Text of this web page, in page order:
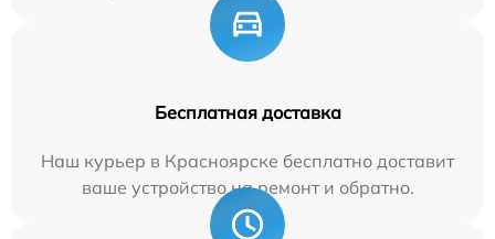
Бесплатная доставка
Наш курьер в Красноярске бесплатно доставит
ваше устройство на ремонт и обратно.